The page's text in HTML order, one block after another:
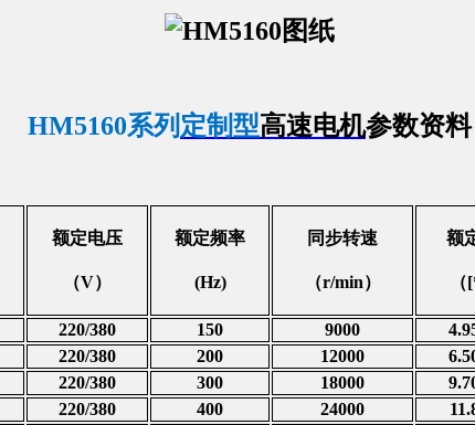
HM5160系列 定制型高速电机参数资料
额定电压
（V）
额定频率
(Hz)
同步转速
（r/min）
额
（
220/380 150 9000
220/380 200 12000
220/380 300 18000
220/380 400 24000